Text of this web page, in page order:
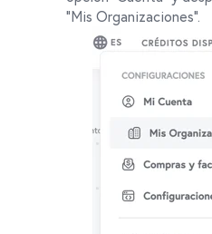
“Mis Organizaciones”.